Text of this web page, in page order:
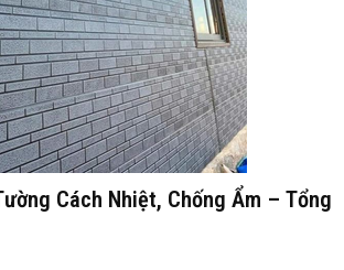
Cách Nhiệt, Chống Ẩm – Tổng